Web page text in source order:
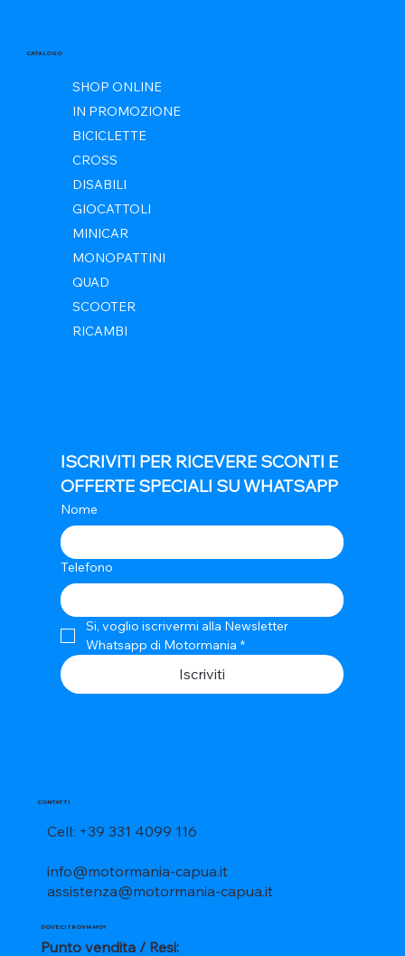
CATALOGO
SHOP ONLINE
IN PROMOZIONE
BICICLETTE
CROSS
DISABILI
GIOCATTOLI
MINICAR
MONOPATTINI
QUAD
SCOOTER
RICAMBI
CONTATTI
Cell: +39 331 4099 116
info@motormania-capua.it
assistenza@motormania-capua.it
DOVE CI TROVIAMO?
Punto vendita / Resi:
ISCRIVITI PER RICEVERE SCONTI E
OFFERTE SPECIALI SU WHATSAPP
Nome
Telefono
Si, voglio iscrivermi alla Newsletter
Whatsapp di Motormania *
Iscriviti